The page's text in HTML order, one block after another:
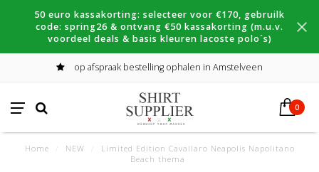
50 euro kassakorting: selecteer voor €170, gebruilk
code: spring26 & ontvang €50 kassakorting (m.u.v.
voordeel deals & basis kleuren lacoste polo´s)
op afspraak bestelling ophalen in Amstelveen
0
Home NEW
Limited Edition Cavallaro Neapolis Napolitano
Beach thema